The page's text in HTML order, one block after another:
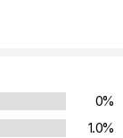
지락꼼지락 손가
0%
1.0%